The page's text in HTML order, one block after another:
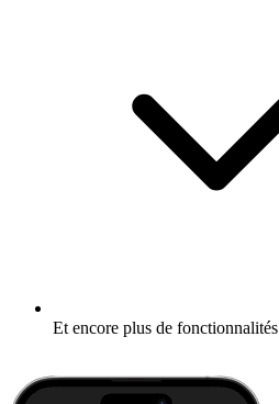
Et encore plus de fonctionnalités